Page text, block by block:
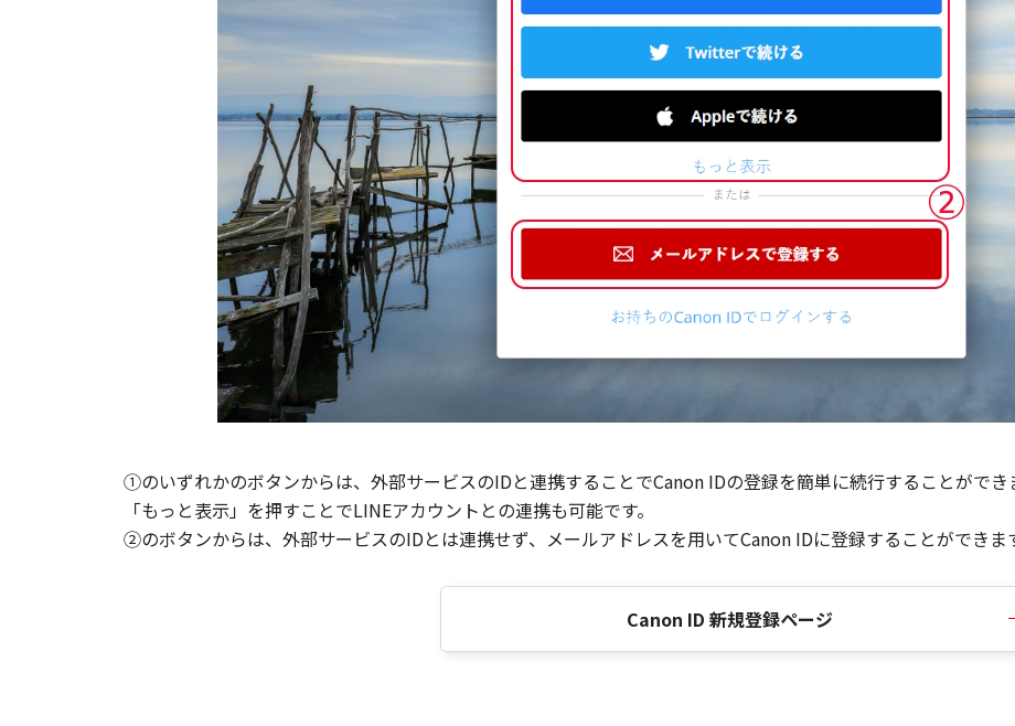
①のいずれかのボタンからは、外部サービスのIDと連携することでCanon IDの登録を簡単に続行することができ
「もっと表示」を押すことでLINEアカウントとの連携も可能です。
②のボタンからは、外部サービスのIDとは連携せず、メールアドレスを用いてCanon IDに登録することができま
Canon ID 新規登録ページ